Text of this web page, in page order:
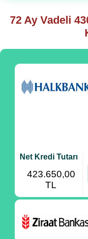
72 Ay Vadeli
Net Kredi Tutarı
423.650,00
TL